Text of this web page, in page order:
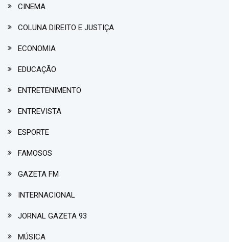
CINEMA
COLUNA DIREITO E JUSTIÇA
ECONOMIA
EDUCAÇÃO
ENTRETENIMENTO
ENTREVISTA
ESPORTE
FAMOSOS
GAZETA FM
INTERNACIONAL
JORNAL GAZETA 93
MÚSICA